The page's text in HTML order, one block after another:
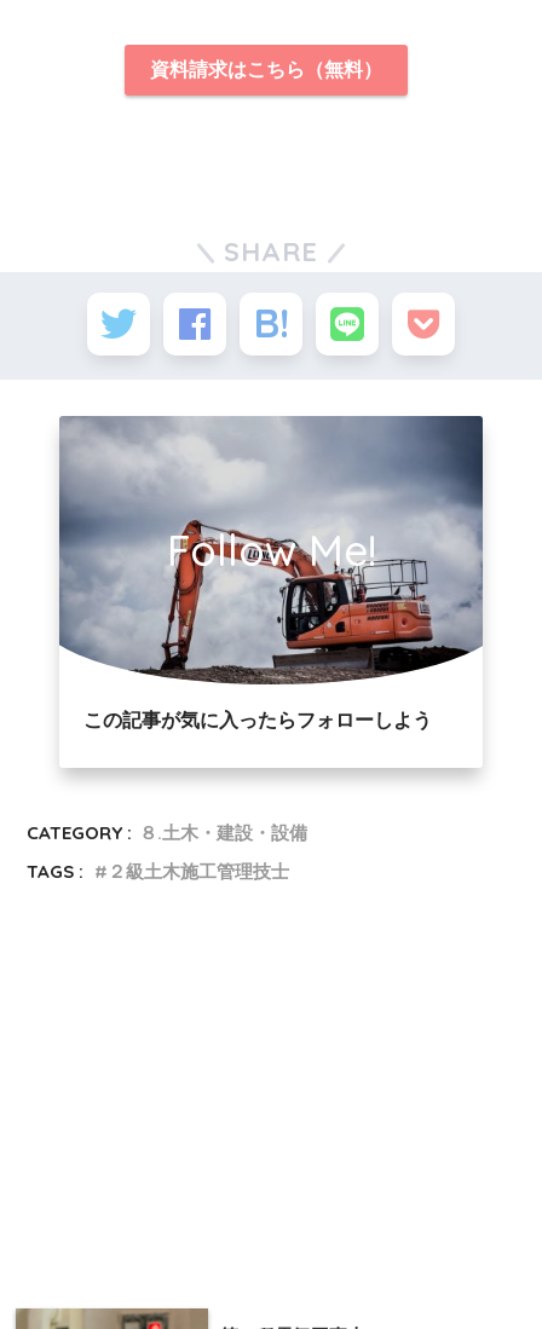
資料請求はこちら（無料）
SHARE
Follow Me!
この記事が気に入ったらフォローしよう
CATEGORY : ８.土木・建設・設備
TAGS :
２級土木施工管理技士